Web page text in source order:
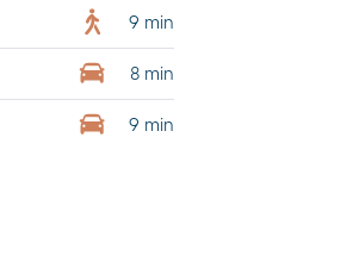
9 min
8 min
9 min